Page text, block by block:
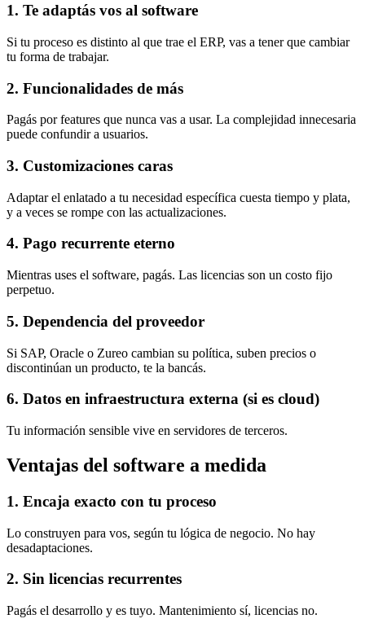
1. Te adaptás vos al software
Si tu proceso es distinto al que trae el ERP, vas a tener que cambiar
tu forma de trabajar.
2. Funcionalidades de más
Pagás por features que nunca vas a usar. La complejidad innecesaria
puede confundir a usuarios.
3. Customizaciones caras
Adaptar el enlatado a tu necesidad específica cuesta tiempo y plata,
y a veces se rompe con las actualizaciones.
4. Pago recurrente eterno
Mientras uses el software, pagás. Las licencias son un costo fijo
perpetuo.
5. Dependencia del proveedor
Si SAP, Oracle o Zureo cambian su política, suben precios o
discontinúan un producto, te la bancás.
6. Datos en infraestructura externa (si es cloud)
Tu información sensible vive en servidores de terceros.
Ventajas del software a medida
1. Encaja exacto con tu proceso
Lo construyen para vos, según tu lógica de negocio. No hay
desadaptaciones.
2. Sin licencias recurrentes
Pagás el desarrollo y es tuyo. Mantenimiento sí, licencias no.